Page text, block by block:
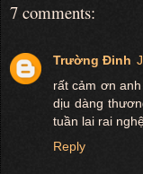
7 comments:
Trường Đinh
rất cảm ơn
dịu dàng
tuần lai rai
Reply